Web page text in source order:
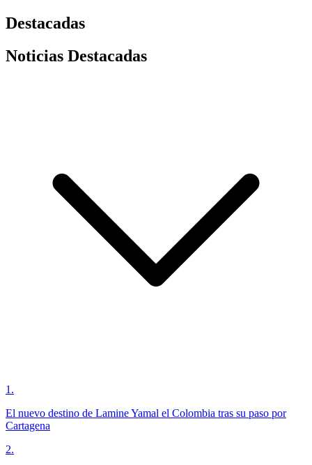
Destacadas
Noticias Destacadas
1 .
El nuevo destino de Lamine Yamal el Colombia tras su paso por
Cartagena
2.